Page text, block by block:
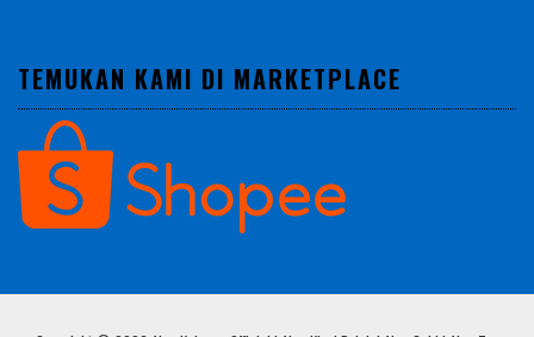
TEMUKAN KAMI DI MARKETPLACE